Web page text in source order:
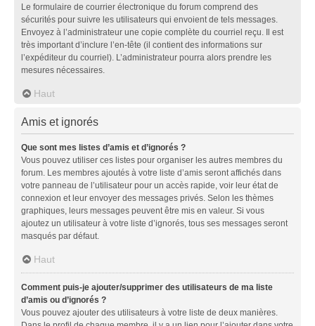
Le formulaire de courrier électronique du forum comprend des
sécurités pour suivre les utilisateurs qui envoient de tels messages.
Envoyez à l’administrateur une copie complète du courriel reçu. Il est
très important d’inclure l’en-tête (il contient des informations sur
l’expéditeur du courriel). L’administrateur pourra alors prendre les
mesures nécessaires.
Haut
Amis et ignorés
Que sont mes listes d’amis et d’ignorés ?
Vous pouvez utiliser ces listes pour organiser les autres membres du
forum. Les membres ajoutés à votre liste d’amis seront affichés dans
votre panneau de l’utilisateur pour un accès rapide, voir leur état de
connexion et leur envoyer des messages privés. Selon les thèmes
graphiques, leurs messages peuvent être mis en valeur. Si vous
ajoutez un utilisateur à votre liste d’ignorés, tous ses messages seront
masqués par défaut.
Haut
Comment puis-je ajouter/supprimer des utilisateurs de ma liste
d’amis ou d’ignorés ?
Vous pouvez ajouter des utilisateurs à votre liste de deux manières.